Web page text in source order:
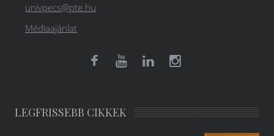
univpecs@pte.hu
Médiaajánlat
LEGFRISSEBB CIKKEK